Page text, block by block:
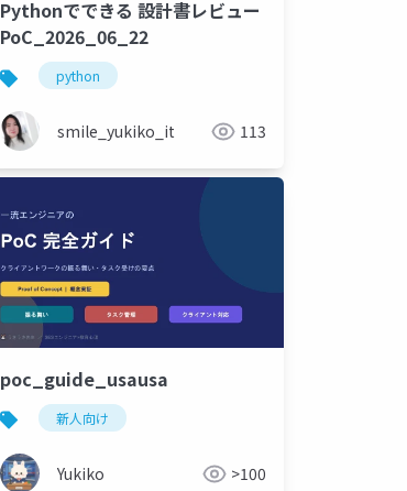
Pythonでできる 設計書レビュー
PoC_2026_06_22
python
smile_yukiko_it 113
poc_guide_usausa
新人向け
Yukiko >100